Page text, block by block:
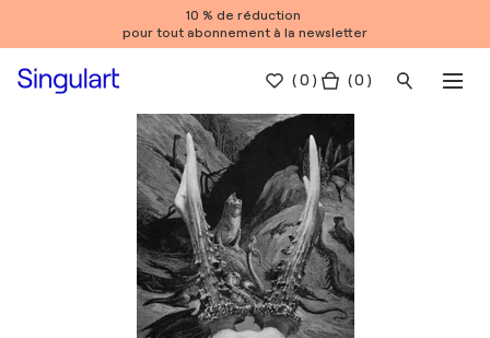
10 % de réduction
pour tout abonnement à la newsletter
(0 ) ( 0 )